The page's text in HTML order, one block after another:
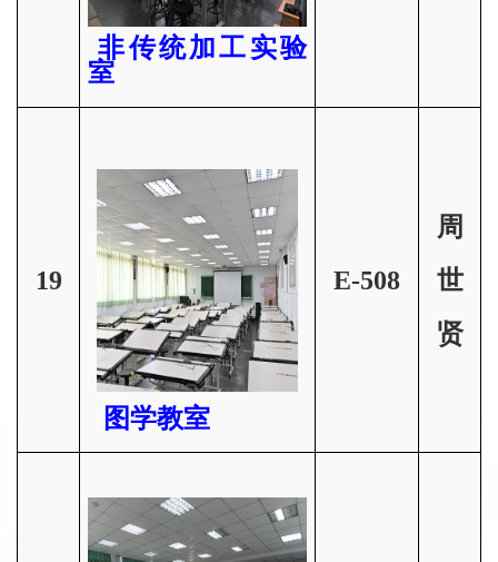
非传统加工实验
室
19
图学教室
E-508
周
世
贤